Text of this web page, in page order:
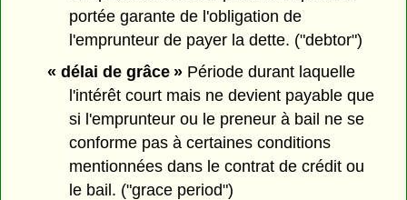
portée garante de l'obligation de
l'emprunteur de payer la dette. ("debtor")
« délai de grâce »Période durant laquelle
l'intérêt court mais ne devient payable que
si l'emprunteur ou le preneur à bail ne se
conforme pas à certaines conditions
mentionnées dans le contrat de crédit ou
le bail. ("grace period")